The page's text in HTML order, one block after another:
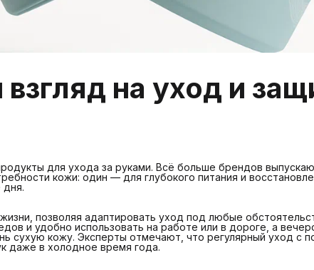
на уход и
для ухода за руками. Всё больше брендов
кожи: один — для глубокого питания и
позволяя адаптировать уход под любые
и удобно использовать на работе или в дороге, а
сухую кожу. Эксперты отмечают, что регулярный уход с
даже в холодное время года.